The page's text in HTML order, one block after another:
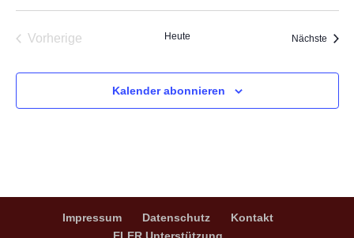
Vorherige
Heute Nächste
Kalender abonnieren
Impressum Datenschutz
Kontakt